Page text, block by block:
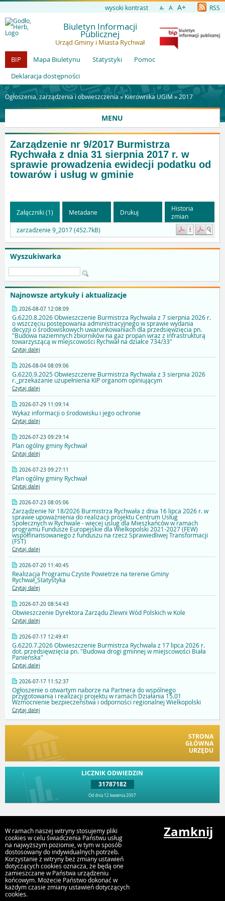
wysoki kontrast A- A A+ RSS
Biuletyn Informacji
Publicznej
Urząd Gminy i Miasta Rychwał
BIP
Mapa Biuletynu Statystyki
Pomoc
Deklaracja dostępności
Ogłoszenia, zarządzenia i obwieszczenia » Kierownika UGiM» 2017
MENU
Wyszukiwarka
Najnowsze artykuły i aktualizacje
2026-08-07 12:08:09
G.6220.8.2026 Obwieszczenie Burmistrza Rychwała z 7 sierpnia 2026 r.
o wszczęciu postępowania administracyjnego w sprawie wydania
decyzji o środowiskowych uwarunkowaniach dla przedsięwzięcia pn.
"Budowa naziemnych zbiorników na gaz propan wraz z infrastrukturą
towarzyszącą w miejscowości Rychwał na działce 734/33"
Czytaj dalej
2026-08-04 08:09:06
G.6220.9.2025 Obwieszczenie Burmistrza Rychwała z 3 sierpnia 2026
r._przekazanie uzupełnienia KIP organom opiniującym
Czytaj dalej
2026-07-29 11:09:14
Wykaz informacji o środowisku i jego ochronie
Czytaj dalej
2026-07-23 09:29:14
Plan ogólny gminy Rychwał
Czytaj dalej
2026-07-23 09:27:11
Plan ogólny gminy Rychwał
Czytaj dalej
2026-07-23 08:05:06
Zarządzenie Nr 18/2026 Burmistrza Rychwała z dnia 16 lipca 2026 r. w
sprawie upoważnienia do realizacji projektu Centrum Usług
Społecznych w Rychwale - więcej uslug dla Mieszkańców w ramach
programu Fundusze Europejskie dla Wielkopolski 2021-2027 (FEW)
współfinansowanego z funduszu na rzecz Sprawiedliwej Transformacji
(FST)
Czytaj dalej
2026-07-20 11:40:45
Realizacja Programu Czyste Powietrze na terenie Gminy
Rychwał_Statystyka
Czytaj dalej
2026-07-20 08:54:43
Obwieszczenie Dyrektora Zarządu Zlewni Wód Polskich w Kole
Czytaj dalej
2026-07-17 12:49:41
G.6220.7.2026 Obwieszczenie Burmistrza Rychwała z 17 lipca 2026 r.
dot. przedsięwzięcia pn. "Budowa drogi gminnej w miejscowości Biała
Panieńska"
Czytaj dalej
2026-07-17 11:52:37
Ogłoszenie o otwartym naborze na Partnera do wspólnego
przygotowania i realizacji projektu w ramach Działania 15.01
Wzmocnienie bezpieczeństwa i odporności regionalnej Wielkopolski
Czytaj dalej
STRONA
GŁÓWNA
URZĘDU
LICZNIK ODWIEDZIN
31787182
Od dnia 12 kwietnia 2007
Zarządzenie nr 9/2017 Burmistrza
Rychwała z dnia 31 sierpnia 2017 r. w
sprawie prowadzenia ewidecji podatku od
towarów i usług w gminie
Załączniki (1) Metadane Drukuj
Historia
zmian
zarzadzenie 9_2017 (452.7kB)
Urząd Gminy i Miasta Rychwał
Plac Wolności 16, 62-570 Rychwał
W ramach naszej witryny stosujemy pliki
cookies w celu świadczenia Państwu usług
na najwyższym poziomie, w tym w sposób
dostosowany do indywidualnych potrzeb.
Korzystanie z witryny bez zmiany ustawień
dotyczących cookies oznacza, że będą one
zamieszczane w Państwa urządzeniu
końcowym. Możecie Państwo dokonać w
każdym czasie zmiany ustawień dotyczących
cookies.
Zamknij